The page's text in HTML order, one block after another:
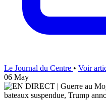
Le Journal du Centre • Voir
06 May